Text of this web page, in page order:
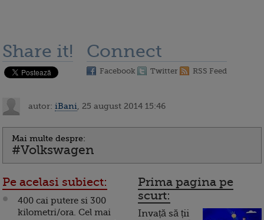
Share it! Connect
Facebook Twitter RSS Feed
autor: iBani , 25 august 2014 15:46
Mai multe despre:
#Volkswagen
Pe acelasi subiect:
400 cai putere si 300
kilometri/ora. Cel mai
Prima pagina pe
scurt:
Invață să ții